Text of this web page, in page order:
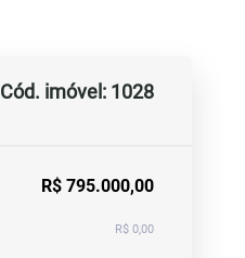
Cód. imóvel: 1028
R$ 795.000,00
R$ 0,00